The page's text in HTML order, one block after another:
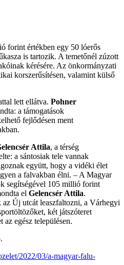
forint értékben egy 50 lóerős
is tartozik. A temetőnél zúzott
kérésére. Az önkormányzati
korszerűsítésen, valamint külső
lett ellátva. Pohner
a támogatások
fejlődésen ment
Attila, a térség
a sántosiak tele vannak
együtt, hogy a vidéki élet
a falvakban élni. – A Magyar
segítségével 105 millió forint
el Gelencsér Attila.
az Új utcát leaszfaltozni, a Várhegyi
két játszóteret
egész településen.
2022/03/a-magyar-falu-